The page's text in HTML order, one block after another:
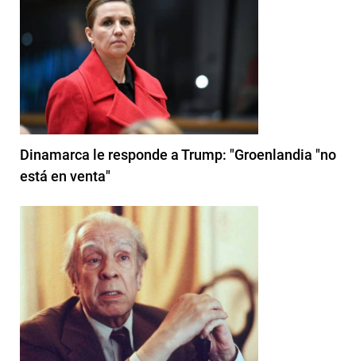
Dinamarca le responde a Trump: "Groenlandia "no
está en venta"